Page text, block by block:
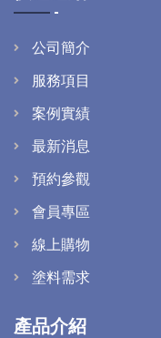
公司簡介
服務項目
案例實績
最新消息
預約參觀
會員專區
線上購物
塗料需求
產品介紹